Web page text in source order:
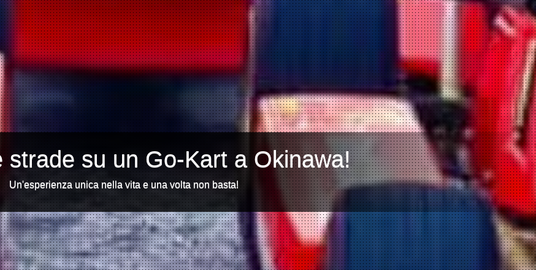
strade su un Go-Kart a Okinawa!
Un'esperienza unica nella vita e una volta non basta!